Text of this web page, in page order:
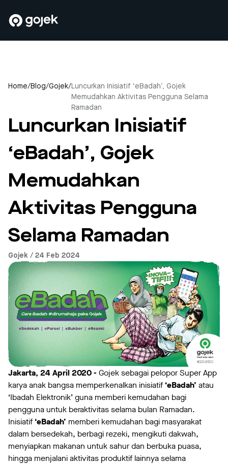
Home/Blog/Gojek/Luncurkan Inisiatif ‘eBadah’, Gojek
Memudahkan Aktivitas Pengguna Selama
Ramadan
Luncurkan Inisiatif
‘eBadah’, Gojek
Memudahkan
Aktivitas Pengguna
Selama Ramadan
Gojek / 24 Feb 2024
Jakarta, 24 April 2020 - Gojek sebagai pelopor Super App
karya anak bangsa memperkenalkan inisiatif‘eBadah’ atau
‘Ibadah Elektronik’ guna memberi kemudahan bagi
pengguna untuk beraktivitas selama bulan Ramadan.
Inisiatif‘eBadah’ memberi kemudahan bagi masyarakat
dalam bersedekah, berbagi rezeki, mengikuti dakwah,
menyiapkan makanan untuk sahur dan berbuka puasa,
hingga menjalani aktivitas produktif lainnya selama